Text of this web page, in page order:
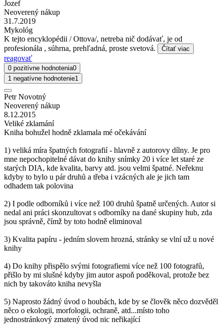
Jozef
Neoverený nákup
31.7.2019
Mykológ
K tejto encyklopédii / Ottova/, netreba nič dodávať, je od
profesionála , súhrna, prehľadná, proste svetová.
Čítať viac
reagovať
0 pozitívne hodnotenia0
1 negatívne hodnotenie1
Petr Novotný
Neoverený nákup
8.12.2015
Veliké zklamání
Kniha bohužel hodně zklamala mé očekávání
1) veliká míra špatných fotografií - hlavně z autorovy dílny. Je pro
mne nepochopitelné dávat do knihy snímky 20 i více let staré ze
starých DIA, kde kvalita, barvy atd. jsou velmi špatné. Neřeknu
kdyby to bylo u pár druhů a třeba i vzácných ale je jich tam
odhadem tak polovina
2) I podle odborníků i více než 100 druhů špatně určených. Autor si
nedal ani práci skonzultovat s odborníky na dané skupiny hub, zda
jsou správně, čímž by toto hodně eliminoval
3) Kvalita papíru - jedním slovem hrozná, stránky se vlní už u nové
knihy
4) Do knihy přispělo svými fotografiemi více než 100 fotografů,
přišlo by mi slušné kdyby jim autor aspoň poděkoval, protože bez
nich by takováto kniha nevyšla
5) Naprosto žádný úvod o houbách, kde by se člověk něco dozvěděl
něco o ekologii, morfologii, ochraně, atd...místo toho
jednostránkový zmatený úvod nic neřikající